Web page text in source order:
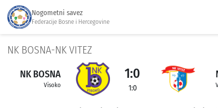
Nogometni savez
Federacije Bosne i Hercegovine
NK BOSNA-NK VITEZ
NK BOSNA
Visoko
1:0
1:0